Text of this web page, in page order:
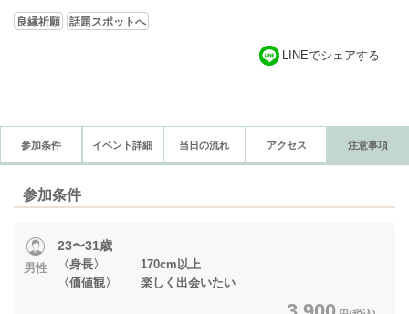
良縁祈願 話題スポットへ
LINEでシェアする
参加条件 イベント詳細 当日の流れ アクセス 注意事項
参加条件
男性
23〜31歳
〈身長〉 170cm以上
〈価値観〉 楽しく出会いたい